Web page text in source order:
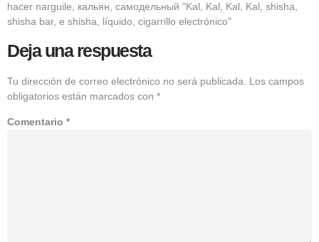
hacer narguile, кальян, самодельный "Kal, Kal, Kal, Kal, shisha,
shisha bar, e shisha, líquido, cigarrillo electrónico"
Deja una respuesta
Tu dirección de correo electrónico no será publicada.
Los campos
obligatorios están marcados con *
Comentario *